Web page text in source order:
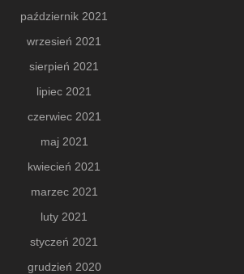
październik 2021
wrzesień 2021
sierpień 2021
lipiec 2021
czerwiec 2021
maj 2021
kwiecień 2021
marzec 2021
luty 2021
styczeń 2021
grudzień 2020